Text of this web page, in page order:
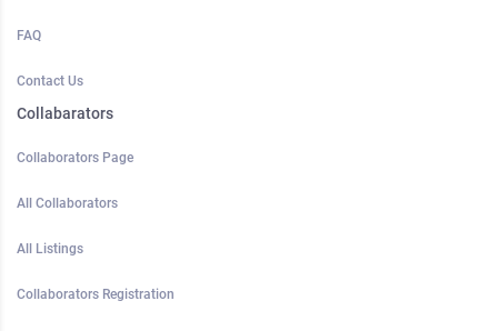
FAQ
Contact Us
Collabarators
Collaborators Page
All Collaborators
All Listings
Collaborators Registration